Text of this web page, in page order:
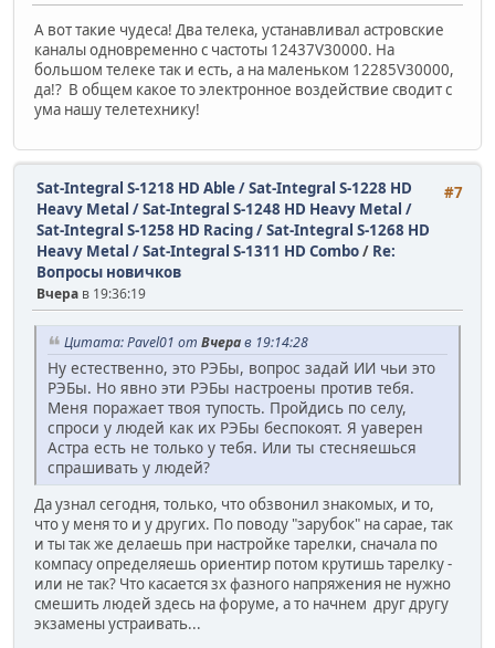
А вот такие чудеса! Два телека, устанавливал астровские
каналы одновременно с частоты 12437V30000. На
большом телеке так и есть, а на маленьком 12285V30000,
да!? В общем какое то электронное воздействие сводит с
ума нашу телетехнику!
#7
Sat-Integral S-1218 HD Able / Sat-Integral S-1228 HD
Heavy Metal / Sat-Integral S-1248 HD Heavy Metal /
Sat-Integral S-1258 HD Racing / Sat-Integral S-1268 HD
Heavy Metal / Sat-Integral S-1311 HD Combo/ Re:
Вопросы новичков
Вчера в 19:36:19
Цитата: Pavel01 от Вчерав 19:14:28
Ну естественно, это РЭБы, вопрос задай ИИ чьи это
РЭБы. Но явно эти РЭБы настроены против тебя.
Меня поражает твоя тупость. Пройдись по селу,
спроси у людей как их РЭБы беспокоят. Я уаверен
Астра есть не только у тебя. Или ты стесняешься
спрашивать у людей?
Да узнал сегодня, только, что обзвонил знакомых, и то,
что у меня то и у других. По поводу "зарубок" на сарае, так
и ты так же делаешь при настройке тарелки, сначала по
компасу определяешь ориентир потом крутишь тарелку -
или не так? Что касается зх фазного напряжения не нужно
смешить людей здесь на форуме, а то начнем друг другу
экзамены устраивать...